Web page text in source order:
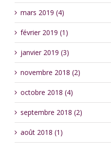
mars 2019 (4)
février 2019 (1)
janvier 2019 (3)
novembre 2018 (2)
octobre 2018 (4)
septembre 2018 (2)
août 2018 (1)